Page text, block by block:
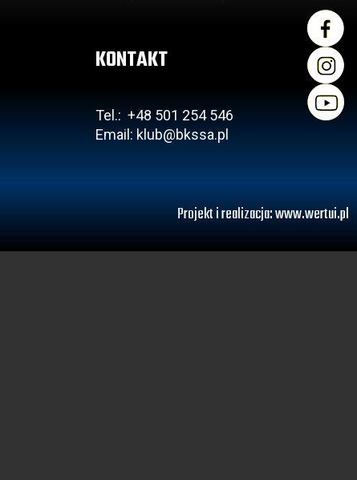
KONTAKT
Tel.: +48 501 254 546
Email: klub@bkssa.pl
Projekt i realizacja:www.wertui.pl